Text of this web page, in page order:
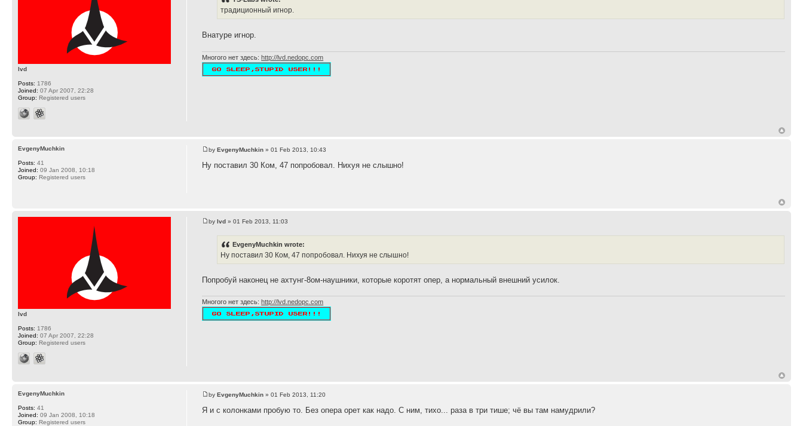
традиционный игнор.
Внатуре игнор.
Многого нет здесь:http://lvd.nedopc.com
lvd
Posts: 1786
Joined: 07 Apr 2007, 22:28
Group: Registered users
byEvgenyMuchkin » 01 Feb 2013, 10:43
Ну поставил 30 Ком, 47 попробовал. Нихуя не слышно!
EvgenyMuchkin
Posts: 41
Joined: 09 Jan 2008, 10:18
Group: Registered users
bylvd » 01 Feb 2013, 11:03
EvgenyMuchkin wrote:
Ну поставил 30 Ком, 47 попробовал. Нихуя не слышно!
Попробуй наконец не ахтунг-8ом-наушники, которые коротят опер, а нормальный внешний усилок.
Многого нет здесь: http://lvd.nedopc.com
lvd
Posts: 1786
Joined: 07 Apr 2007, 22:28
Group: Registered users
byEvgenyMuchkin » 01 Feb 2013, 11:20
Я и с колонками пробую то. Без опера орет как надо. С ним, тихо... раза в три тише; чё вы там намудрили?
EvgenyMuchkin
Posts: 41
Joined: 09 Jan 2008, 10:18
Group: Registered users